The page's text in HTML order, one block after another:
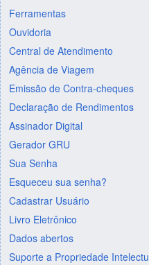
Ferramentas
Ouvidoria
Central de Atendimento
Agência de Viagem
Emissão de Contra-cheques
Declaração de Rendimentos
Assinador Digital
Gerador GRU
Sua Senha
Esqueceu sua senha?
Cadastrar Usuário
Livro Eletrônico
Dados abertos
Suporte a Propriedade